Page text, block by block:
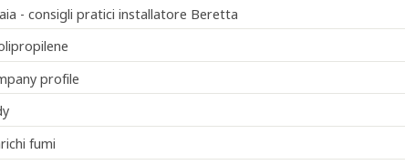
- consigli pratici installatore Beretta
profile
fumi